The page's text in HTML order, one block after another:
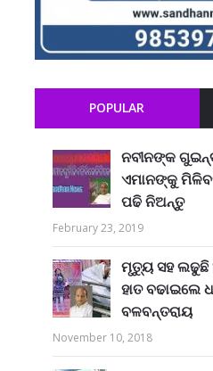
POPULAR
ନବୀନଙ୍କ
ଏମାନଙ୍କୁ
ପଢି ନିଅନ୍ତୁ
February 23, 2019
ମୃତ୍ୟୁ ସହ ଲଢୁଛି
ହାତ ବଢାଇଲେ
ବଳବନ୍ତରାୟ
November 10, 2018